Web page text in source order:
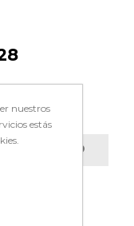
nuestros
estás